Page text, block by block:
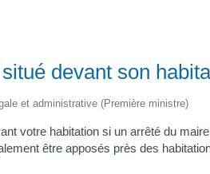
devant son
et administrative (Première ministre)
votre habitation si un arrêté du
être apposés près des